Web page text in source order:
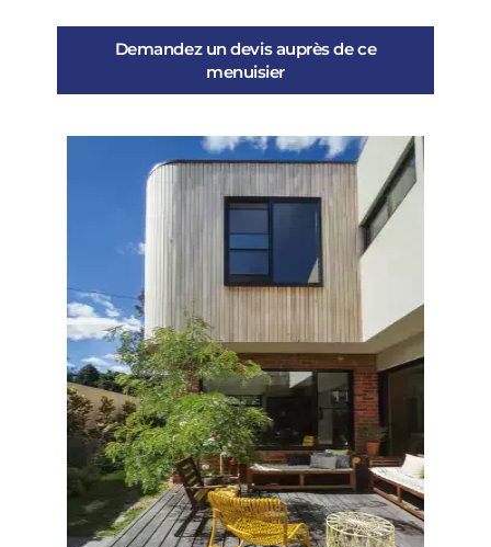
Demandez un devis auprès de ce
menuisier